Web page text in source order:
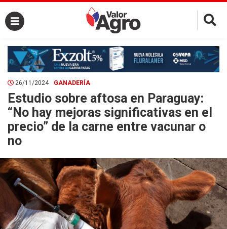
×
26/11/2024 GANADERÍA
Estudio sobre aftosa en Paraguay:
“No hay mejoras significativas en el
precio” de la carne entre vacunar o
no